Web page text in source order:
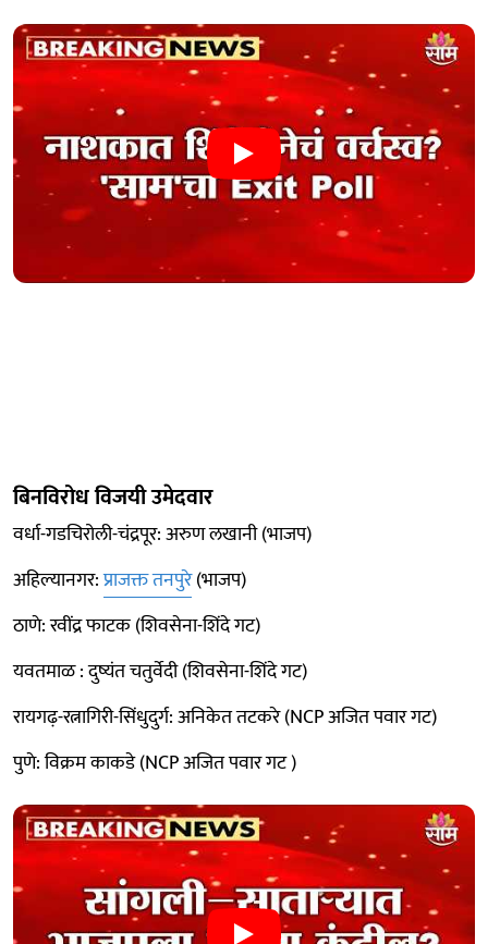
बिनविरोध विजयी उमेदवार
वर्धा-गडचिरोली-चंद्रपूर: अरुण लखानी (भाजप)
अहिल्यानगर:प्राजक्त तनपुरे(भाजप)
ठाणे: रवींद्र फाटक (शिवसेना-शिंदे गट)
यवतमाळ : दुष्यंत चतुर्वेदी (शिवसेना-शिंदे गट)
रायगढ़-रत्नागिरी-सिंधुदुर्ग: अनिकेत तटकरे (NCP अजित पवार गट)
पुणे: विक्रम काकडे (NCP अजित पवार गट )